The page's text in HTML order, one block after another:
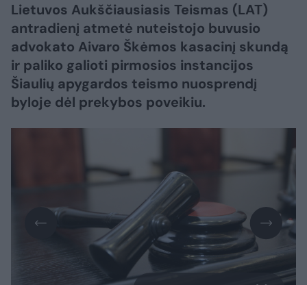
Lietuvos Aukščiausiasis Teismas (LAT)
antradienį atmetė nuteistojo buvusio
advokato Aivaro Škėmos kasacinį skundą
ir paliko galioti pirmosios instancijos
Šiaulių apygardos teismo nuosprendį
byloje dėl prekybos poveikiu.